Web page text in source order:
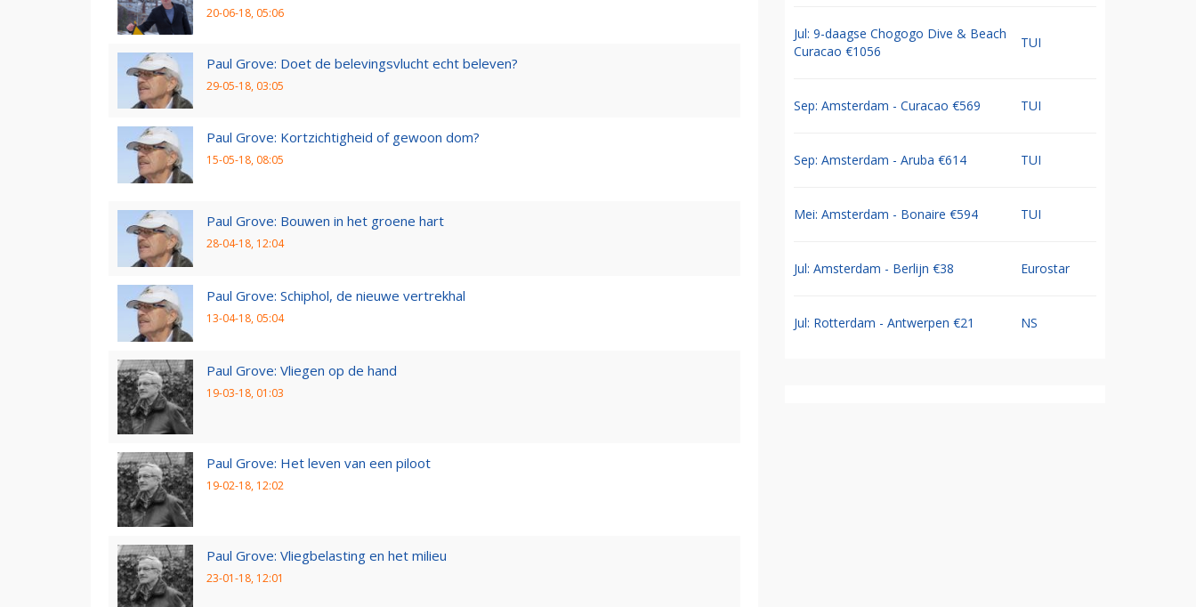
20-06-18, 05:06
Paul Grove: Doet de belevingsvlucht echt beleven?
29-05-18, 03:05
Paul Grove: Kortzichtigheid of gewoon dom?
15-05-18, 08:05
Paul Grove: Bouwen in het groene hart
28-04-18, 12:04
Paul Grove: Schiphol, de nieuwe vertrekhal
13-04-18, 05:04
Paul Grove: Vliegen op de hand
19-03-18, 01:03
Paul Grove: Het leven van een piloot
19-02-18, 12:02
Paul Grove: Vliegbelasting en het milieu
23-01-18, 12:01
Jul: 9-daagse Chogogo Dive & Beach
Curacao €1056
TUI
Sep: Amsterdam - Curacao €569 TUI
Sep: Amsterdam - Aruba €614 TUI
Mei: Amsterdam - Bonaire €594 TUI
Jul: Amsterdam - Berlijn €38 Eurostar
Jul: Rotterdam - Antwerpen €21 NS